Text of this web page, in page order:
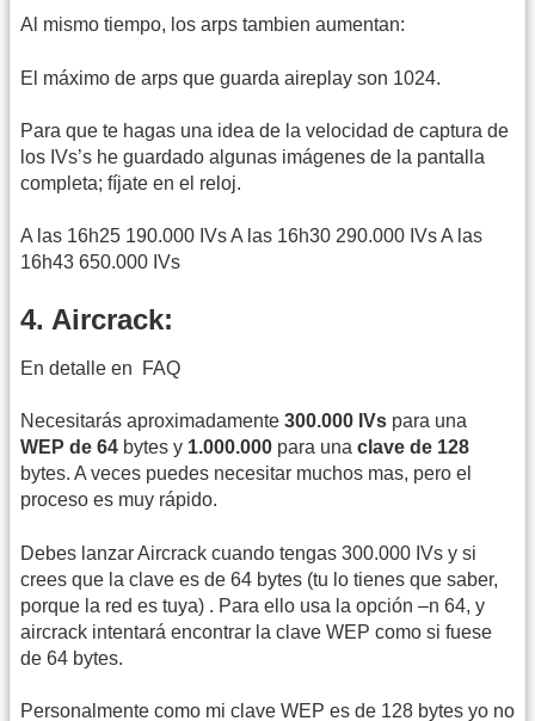
Al mismo tiempo, los arps tambien aumentan:
El máximo de arps que guarda aireplay son 1024.
Para que te hagas una idea de la velocidad de captura de
los IVs’s he guardado algunas imágenes de la pantalla
completa; fíjate en el reloj.
A las 16h25 190.000 IVs A las 16h30 290.000 IVs A las
16h43 650.000 IVs
4. Aircrack:
En detalle en FAQ
Necesitarás aproximadamente 300.000 IVs para una
WEP de 64 bytes y 1.000.000 para una clave de 128
bytes. A veces puedes necesitar muchos mas, pero el
proceso es muy rápido.
Debes lanzar Aircrack cuando tengas 300.000 IVs y si
crees que la clave es de 64 bytes (tu lo tienes que saber,
porque la red es tuya) . Para ello usa la opción –n 64, y
aircrack intentará encontrar la clave WEP como si fuese
de 64 bytes.
Personalmente como mi clave WEP es de 128 bytes yo no